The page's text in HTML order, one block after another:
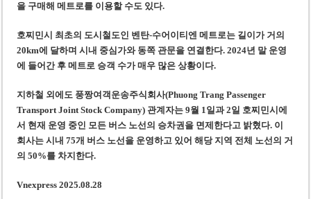
을 구매해 메트로를 이용할 수도 있다.
호찌민시 최초의 도시철도인 벤탄-수어이티엔 메트로는 길이가 거의
20km에 달하며 시내 중심가와 동쪽 관문을 연결한다. 2024년 말 운영
에 들어간 후 메트로 승객 수가 매우 많은 상황이다.
지하철 외에도 풍짱여객운송주식회사(Phuong Trang Passenger
Transport Joint Stock Company) 관계자는 9월 1일과 2일 호찌민시에
서 현재 운영 중인 모든 버스 노선의 승차권을 면제한다고 밝혔다. 이
회사는 시내 75개 버스 노선을 운영하고 있어 해당 지역 전체 노선의 거
의 50%를 차지한다.
Vnexpress 2025.08.28